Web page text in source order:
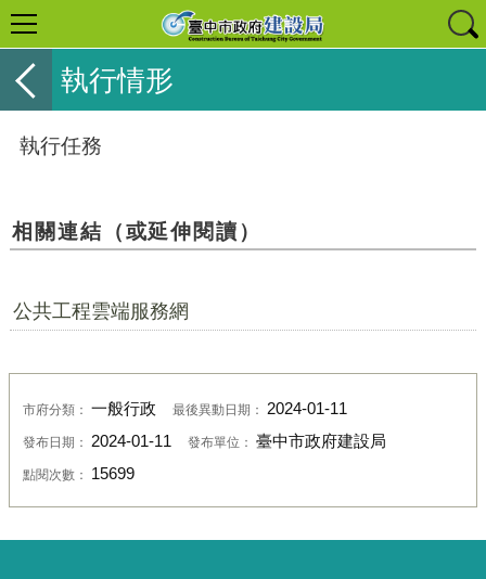
執行情形
執行任務
相關連結（或延伸閱讀）
公共工程雲端服務網
市府分類： 一般行政 最後異動日期： 2024-01-11
發布日期： 2024-01-11 發布單位： 臺中市政府建設局
點閱次數： 15699